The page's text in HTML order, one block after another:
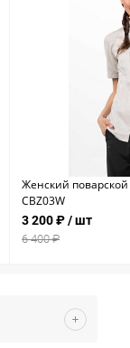
Женский
CBZ03W
3 200 ₽/ шт
6 400 ₽